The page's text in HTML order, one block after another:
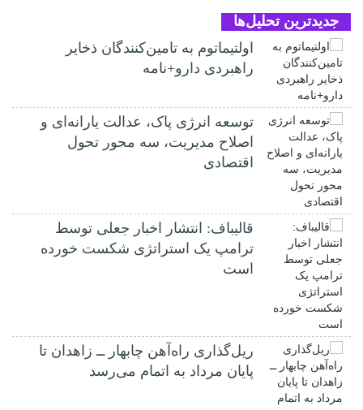
جدیدترین تحلیل‌ها
اولتیماتوم به تامین‌کنندگان ذخایر
راهبردی دارو+نامه
توسعه انرژی پاک، عدالت یارانه‌ای و
اصلاح مدیریت، سه محور تحول
اقتصادی
قالیباف: انتشار اخبار جعلی توسط
ترامپ یک استراتژی شکست خورده
است
ریل‌گذاری راه‌آهن چابهار ــ زاهدان تا
پایان مرداد به اتمام می‌رسد